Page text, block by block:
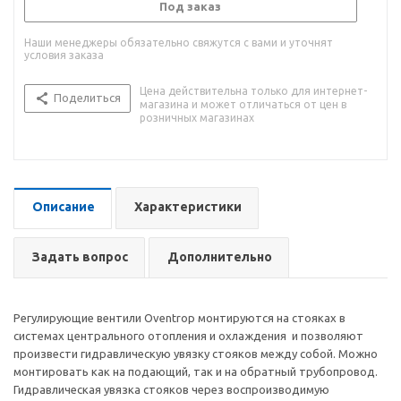
Под заказ
Наши менеджеры обязательно свяжутся с вами и уточнят
условия заказа
Поделиться
Цена действительна только для интернет-
магазина и может отличаться от цен в
розничных магазинах
Описание Характеристики
Задать вопрос Дополнительно
Регулирующие вентили Oventrop монтируются на стояках в
системах центрального отопления и охлаждения и позволяют
произвести гидравлическую увязку стояков между собой. Можно
монтировать как на подающий, так и на обратный трубопровод.
Гидравлическая увязка стояков через воспроизводимую